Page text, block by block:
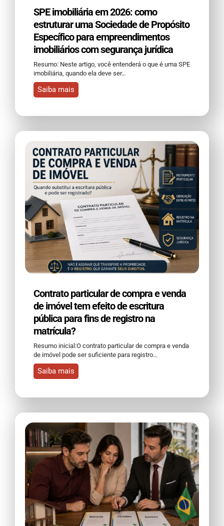
SPE imobiliária em 2026: como
estruturar uma Sociedade de Propósito
Específico para empreendimentos
imobiliários com segurança jurídica
Resumo: Neste artigo, você entenderá o que é uma SPE
imobiliária, quando ela deve ser…
Saiba mais
Contrato particular de compra e venda
de imóvel tem efeito de escritura
pública para fins de registro na
matrícula?
Resumo inicial:O contrato particular de compra e venda
de imóvel pode ser suficiente para registro…
Saiba mais